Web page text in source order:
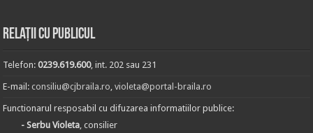
Relații cu publicul
Telefon:0239.619.600, int. 202 sau 231
E-mail:consiliu@cjbraila.ro,violeta@portal-braila.ro
Functionarul resposabil cu difuzarea informatiilor publice:
- Serbu Violeta, consilier